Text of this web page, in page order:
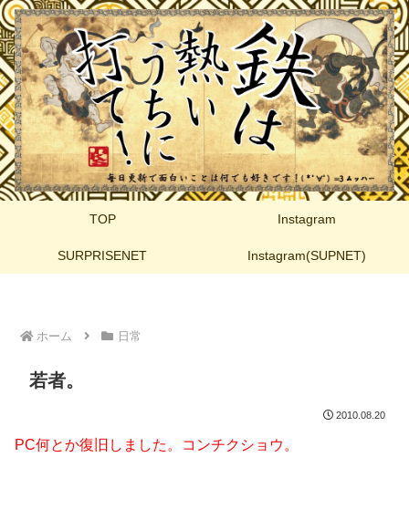
TOP Instagram
SURPRISENET Instagram(SUPNET)
ホーム 日常
若者。
2010.08.20
PC何とか復旧しました。コンチクショウ。